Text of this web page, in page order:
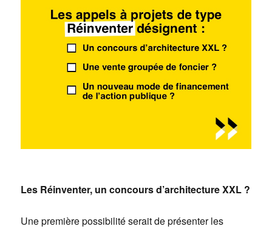
Les Réinventer, un concours d’architecture XXL ?
Une première possibilité serait de présenter les